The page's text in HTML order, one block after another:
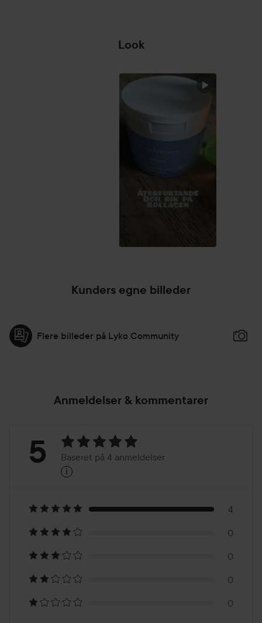
Look
SPRING OVER SEKTIONEN
Kunders egne billeder
Flere billeder på Lyko Community
Anmeldelser & kommentarer
Bedømmelse:
Baseret
på
4
anmeldelser
5 Baseret på 4 anmeldelser
i
4
0
0
0
0